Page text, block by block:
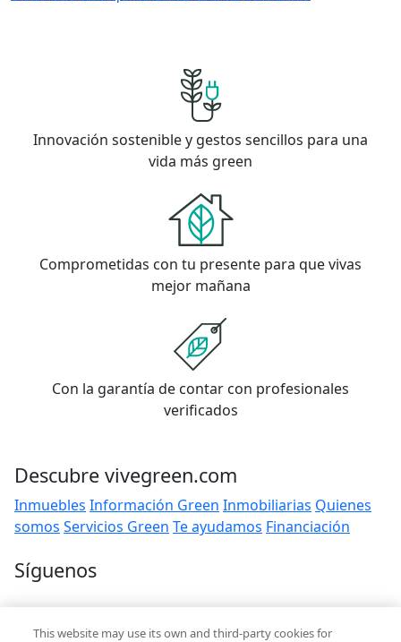
Innovación sostenible y gestos sencillos para una
vida más green
Comprometidas con tu presente para que vivas
mejor mañana
Con la garantía de contar con profesionales
verificados
Descubre vivegreen.com
Inmuebles Información Green Inmobiliarias Quienes
somos Servicios Green Te ayudamos Financiación
Síguenos
Contacto
This website may use its own and third-party cookies for